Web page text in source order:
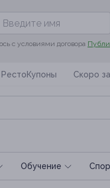
с условиями договора
РестоКупоны Скоро
Обучение